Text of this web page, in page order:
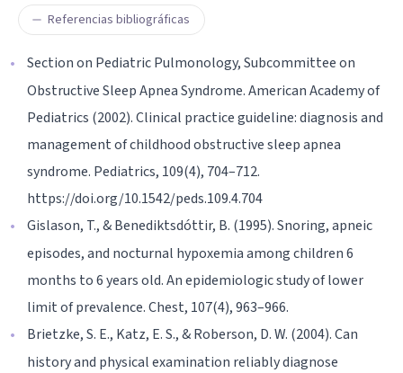
Referencias bibliográficas
Section on Pediatric Pulmonology, Subcommittee on
Obstructive Sleep Apnea Syndrome. American Academy of
Pediatrics (2002). Clinical practice guideline: diagnosis and
management of childhood obstructive sleep apnea
syndrome. Pediatrics, 109(4), 704–712.
https://doi.org/10.1542/peds.109.4.704
Gislason, T., & Benediktsdóttir, B. (1995). Snoring, apneic
episodes, and nocturnal hypoxemia among children 6
months to 6 years old. An epidemiologic study of lower
limit of prevalence. Chest, 107(4), 963–966.
Brietzke, S. E., Katz, E. S., & Roberson, D. W. (2004). Can
history and physical examination reliably diagnose